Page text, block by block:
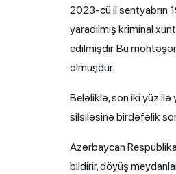
2023-cü il sentyabrın
yaradılmış kriminal
edilmişdir. Bu
olmuşdur.
Beləliklə, son iki yüz
silsiləsinə birdəfəlik
Azərbaycan
bildirir, döyüş